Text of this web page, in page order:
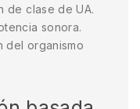
de clase de UA.
sonora.
del organismo